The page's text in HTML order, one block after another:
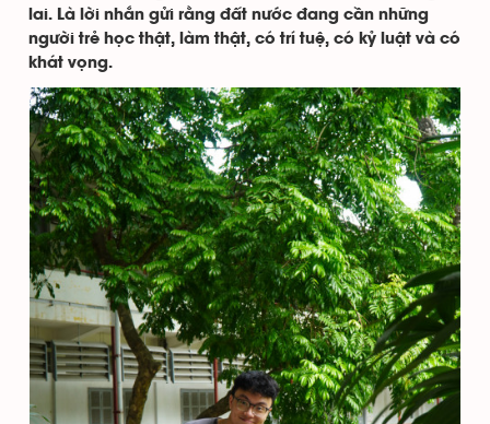
lai. Là lời nhắn gửi rằng đất nước đang cần những
người trẻ học thật, làm thật, có trí tuệ, có kỷ luật và có
khát vọng.